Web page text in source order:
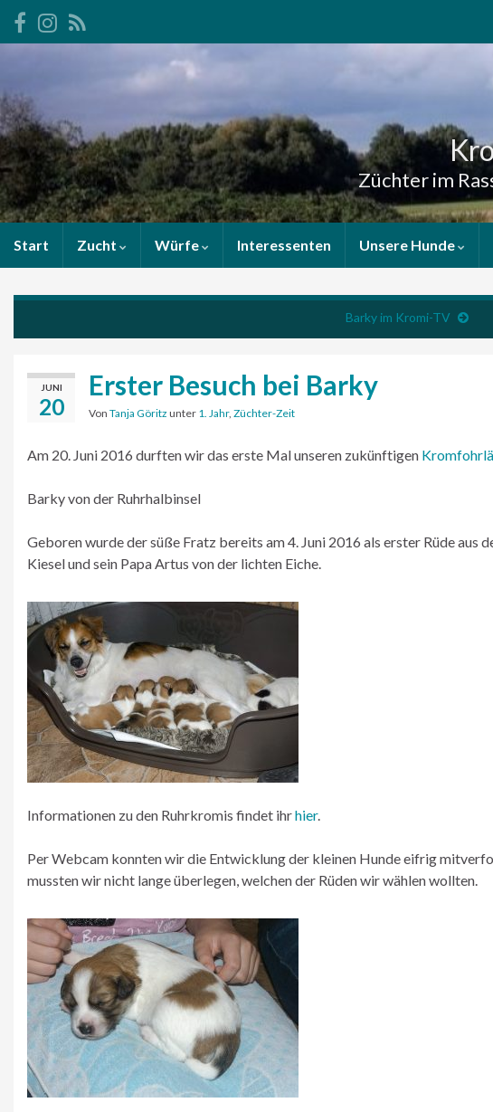
Züchter im
Start Zucht Würfe Interessenten Unsere Hunde
Barky im Kromi-TV
JUNI
20
Erster Besuch bei Barky
Von Tanja Göritz unter 1. Jahr, Züchter-Zeit
Am 20. Juni 2016 durften wir das erste Mal unseren zukünftigen
Barky von der Ruhrhalbinsel
Geboren wurde der süße Fratz bereits am 4. Juni 2016 als erster Rüde
Kiesel und sein Papa Artus von der lichten Eiche.
Informationen zu den Ruhrkromis findet ihrhier.
Per Webcam konnten wir die Entwicklung der kleinen Hunde eifrig
mussten wir nicht lange überlegen, welchen der Rüden wir wählen wollten.